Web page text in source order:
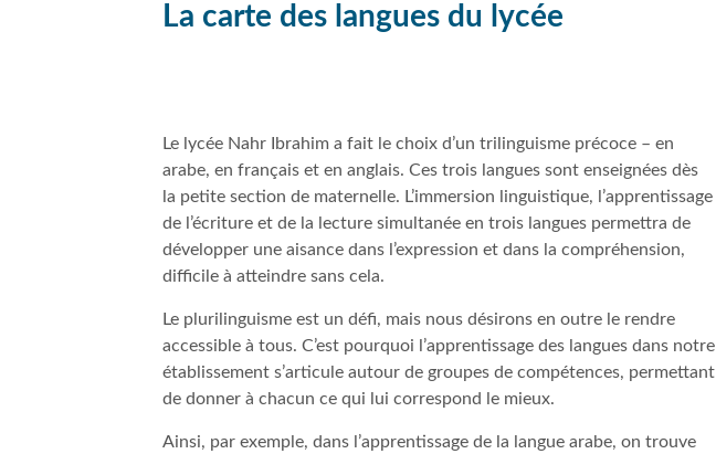
La carte des langues du lycée
Le lycée Nahr Ibrahim a fait le choix d’un trilinguisme précoce – en
arabe, en français et en anglais. Ces trois langues sont enseignées dès
la petite section de maternelle. L’immersion linguistique, l’apprentissage
de l’écriture et de la lecture simultanée en trois langues permettra de
développer une aisance dans l’expression et dans la compréhension,
difficile à atteindre sans cela.
Le plurilinguisme est un défi, mais nous désirons en outre le rendre
accessible à tous. C’est pourquoi l’apprentissage des langues dans notre
établissement s’articule autour de groupes de compétences, permettant
de donner à chacun ce qui lui correspond le mieux.
Ainsi, par exemple, dans l’apprentissage de la langue arabe, on trouve